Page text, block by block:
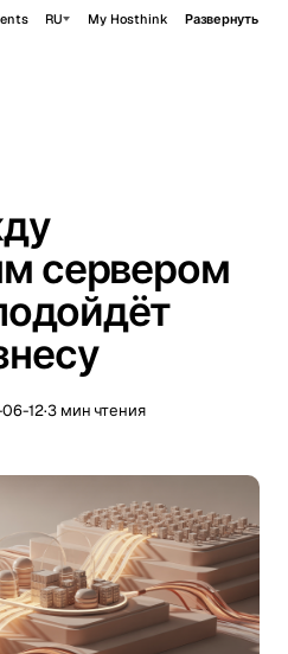
RU My Hosthink Развернуть
сервером
12·3 мин чтения